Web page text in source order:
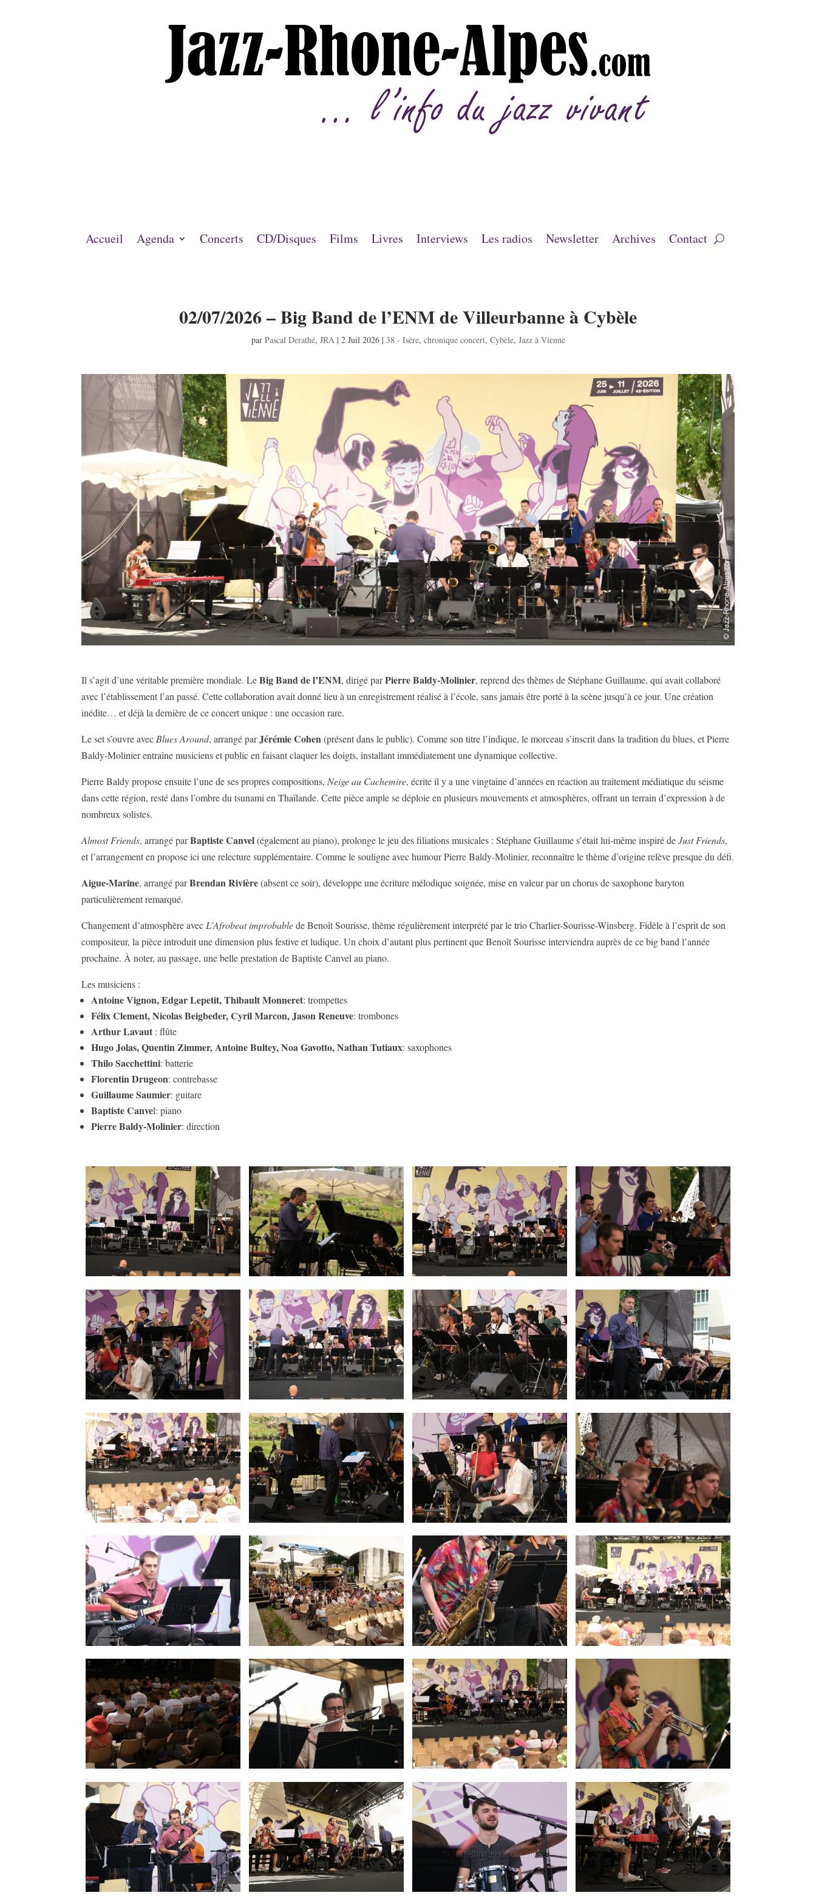
Accueil Agenda Concerts CD/Disques Films Livres Interviews Les radios Newsletter Archives Contact
02/07/2026 – Big Band de l’ENM de Villeurbanne à Cybèle
par Pascal Derathé, JRA| 2 Juil 2026| 38 - Isère, chronique concert, Cybèle, Jazz à Vienne
Il s’agit d’une véritable première mondiale. LeBig Band de l’ENM, dirigé parPierre Baldy-Molinier, reprend des thèmes de Stéphane Guillaume, qui avait collaboré
avec l’établissement l’an passé. Cette collaboration avait donné lieu à un enregistrement réalisé à l’école, sans jamais être porté à la scène jusqu’à ce jour. Une création
inédite… et déjà la dernière de ce concert unique : une occasion rare.
Le set s’ouvre avecBlues Around, arrangé parJérémie Cohen(présent dans le public). Comme son titre l’indique, le morceau s’inscrit dans la tradition du blues, et Pierre
Baldy-Molinier entraîne musiciens et public en faisant claquer les doigts, installant immédiatement une dynamique collective.
Pierre Baldy propose ensuite l’une de ses propres compositions,Neige au Cachemire, écrite il y a une vingtaine d’années en réaction au traitement médiatique du séisme
dans cette région, resté dans l’ombre du tsunami en Thaïlande. Cette pièce ample se déploie en plusieurs mouvements et atmosphères, offrant un terrain d’expression à de
nombreux solistes.
Almost Friends, arrangé parBaptiste Canvel(également au piano), prolonge le jeu des filiations musicales : Stéphane Guillaume s’était lui-même inspiré deJust Friends,
et l’arrangement en propose ici une relecture supplémentaire. Comme le souligne avec humour Pierre Baldy-Molinier, reconnaître le thème d’origine relève presque du défi.
Aigue-Marine, arrangé parBrendan Rivière(absent ce soir), développe une écriture mélodique soignée, mise en valeur par un chorus de saxophone baryton
particulièrement remarqué.
Changement d’atmosphère avecL’Afrobeat improbablede Benoît Sourisse, thème régulièrement interprété par le trio Charlier-Sourisse-Winsberg. Fidèle à l’esprit de son
compositeur, la pièce introduit une dimension plus festive et ludique. Un choix d’autant plus pertinent que Benoît Sourisse interviendra auprès de ce big band l’année
prochaine. À noter, au passage, une belle prestation de Baptiste Canvel au piano.
Les musiciens :
Antoine Vignon, Edgar Lepetit, Thibault Monneret: trompettes
Félix Clement, Nicolas Beigbeder, Cyril Marcon, Jason Reneuve: trombones
Arthur Lavaut : flûte
Hugo Jolas, Quentin Zimmer, Antoine Bultey, Noa Gavotto, Nathan Tutiaux: saxophones
Thilo Sacchettini: batterie
Florentin Drugeon: contrebasse
Guillaume Saumier: guitare
Baptiste Canvel: piano
Pierre Baldy-Molinier: direction